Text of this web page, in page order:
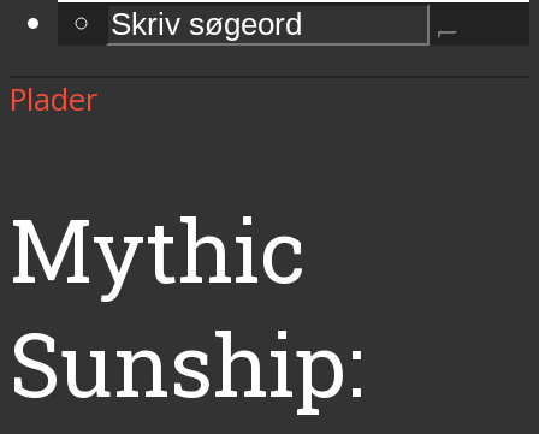
Plader
Mythic
Sunship: